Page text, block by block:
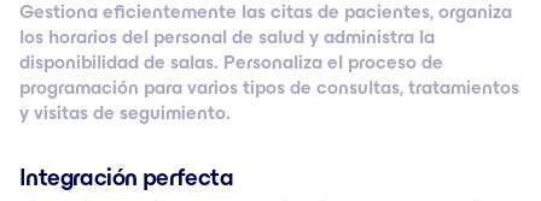
Gestiona eficientemente las citas de pacientes, organiza
los horarios del personal de salud y administra la
disponibilidad de salas. Personaliza el proceso de
programación para varios tipos de consultas, tratamientos
y visitas de seguimiento.
Integración perfecta